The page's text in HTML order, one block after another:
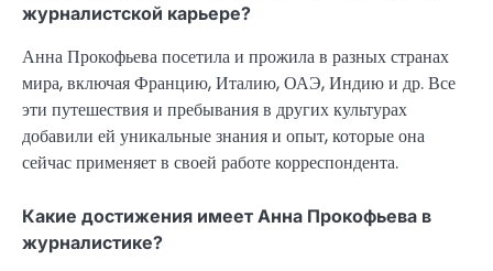
журналистской карьере?
Анна Прокофьева посетила и прожила в разных странах
мира, включая Францию, Италию, ОАЭ, Индию и др. Все
эти путешествия и пребывания в других культурах
добавили ей уникальные знания и опыт, которые она
сейчас применяет в своей работе корреспондента.
Какие достижения имеет Анна Прокофьева в
журналистике?